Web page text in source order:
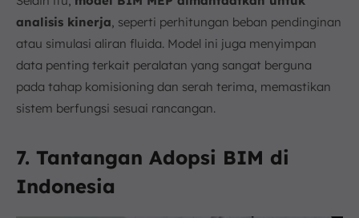
analisis kinerja , seperti perhitungan beban pendinginan
atau simulasi aliran fluida. Model ini juga menyimpan
data penting terkait peralatan yang sangat berguna
pada tahap komisioning dan serah terima, memastikan
sistem berfungsi sesuai rancangan.
7. Tantangan Adopsi BIM di
Indonesia